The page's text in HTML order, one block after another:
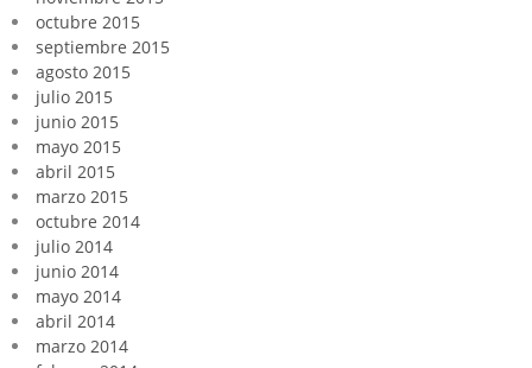
octubre 2015
septiembre 2015
agosto 2015
julio 2015
junio 2015
mayo 2015
abril 2015
marzo 2015
octubre 2014
julio 2014
junio 2014
mayo 2014
abril 2014
marzo 2014